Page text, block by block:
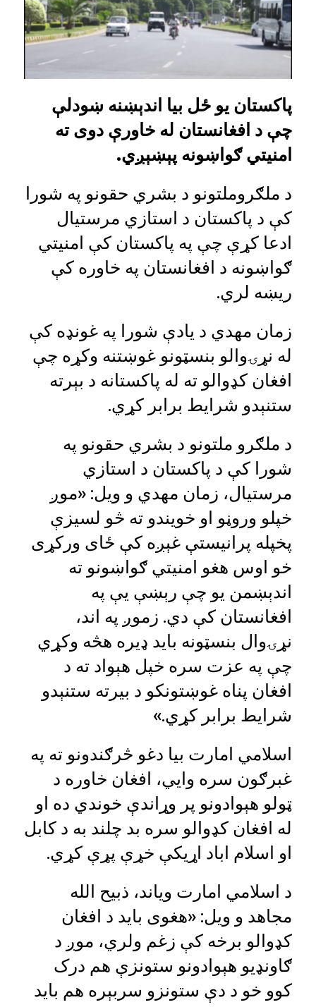
پاکستان یو ځل بیا اندېښنه ښودلې
چې د افغانستان له خاورې دوی ته
امنیتي ګواښونه پېښېږي.
د ملګروملتونو د بشري حقونو په شورا
کې د پاکستان د استازي مرستیال
ادعا کړې چې په پاکستان کې امنیتي
ګواښونه د افغانستان په خاوره کې
ريښه لري.
زمان مهدي د یادې شورا په غونډه کې
له نړۍوالو بنسټونو غوښتنه وکړه چې
افغان کډوالو ته له پاکستانه د بېرته
ستنېدو شرایط برابر کړي.
د ملګرو ملتونو د بشري حقونو په
شورا کې د پاکستان د استازي
مرستیال، زمان مهدي و ویل: «موږ
خپلو وروڼو او خویندو ته څو لسیزې
پخپله پرانیستې غېږه کې ځای ورکړی
خو اوس هغو امنیتي ګواښونو ته
اندېښمن یو چې رېښې یې په
افغانستان کې دي. زموږ په اند،
نړۍوال بنسټونه باید ډیره هڅه وکړي
چې په عزت سره خپل هېواد ته د
افغان پناه غوښتونکو د بیرته ستنېدو
شرایط برابر کړي.»
اسلامي امارت بیا دغو څرګندونو ته په
غبرګون سره وايي، افغان خاوره د
ټولو هېوادونو پر وړاندې خوندي ده او
له افغان کډوالو سره بد چلند به د کابل
او اسلام اباد اړیکې خړې پړې کړي.
د اسلامي امارت ویاند، ذبیح الله
مجاهد و ویل: «هغوی باید د افغان
کډوالو برخه کې زغم ولري، موږ د
ګاونډیو هېوادونو ستونزې هم درک
کوو خو د دې ستونزو سربېره هم باید